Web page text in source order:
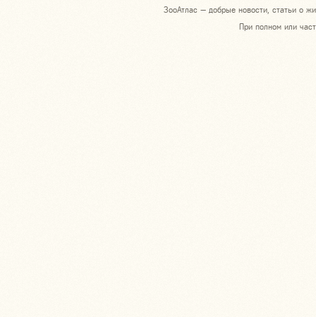
ЗооАтлас — добрые новости, статьи о
При полном или